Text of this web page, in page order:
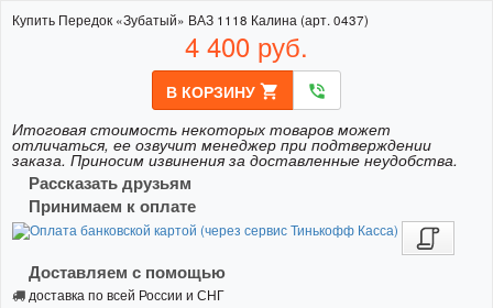
Купить Передок «Зубатый» ВАЗ 1118 Калина (арт. 0437)
4 400 руб.
В КОРЗИНУ shopping_cart phone_in_talk
Итоговая стоимость некоторых товаров может
отличаться, ее озвучит менеджер при подтверждении
заказа. Приносим извинения за доставленные неудобства.
Рассказать друзьям
Принимаем к оплате
Доставляем с помощью
доставка по всей России и СНГ